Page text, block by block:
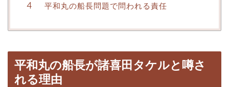
平和丸の船長問題で問われる責任
平和丸の船長が諸喜田タケルと噂さ
れる理由